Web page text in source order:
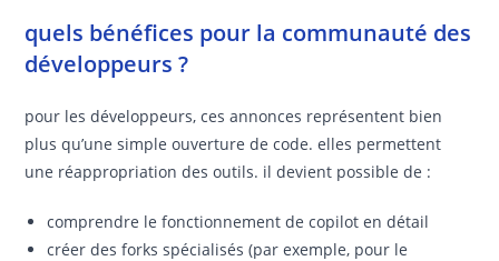
quels bénéfices pour la communauté des
développeurs ?
pour les développeurs, ces annonces représentent bien
plus qu’une simple ouverture de code. elles permettent
une réappropriation des outils. il devient possible de :
comprendre le fonctionnement de copilot en détail
créer des forks spécialisés (par exemple, pour le